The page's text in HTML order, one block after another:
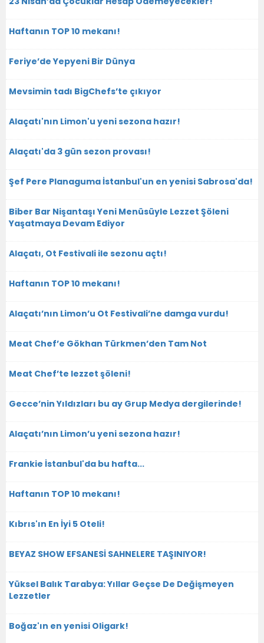
Haftanın TOP 10 mekanı!
Feriye’de Yepyeni Bir Dünya
Mevsimin tadı BigChefs’te çıkıyor
Alaçatı'nın Limon'u yeni sezona hazır!
Alaçatı'da 3 gün sezon provası!
Şef Pere Planaguma İstanbul'un en yenisi Sabrosa'da!
Biber Bar Nişantaşı Yeni Menüsüyle Lezzet Şöleni
Yaşatmaya Devam Ediyor
Alaçatı, Ot Festivali ile sezonu açtı!
Haftanın TOP 10 mekanı!
Alaçatı’nın Limon’u Ot Festivali’ne damga vurdu!
Meat Chef’e Gökhan Türkmen’den Tam Not
Meat Chef’te lezzet şöleni!
Gecce’nin Yıldızları bu ay Grup Medya dergilerinde!
Alaçatı’nın Limon’u yeni sezona hazır!
Frankie İstanbul'da bu hafta...
Haftanın TOP 10 mekanı!
Kıbrıs'ın En İyi 5 Oteli!
BEYAZ SHOW EFSANESİ SAHNELERE TAŞINIYOR!
Yüksel Balık Tarabya: Yıllar Geçse De Değişmeyen
Lezzetler
Boğaz'ın en yenisi Oligark!